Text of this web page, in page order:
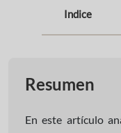
Indice
Resumen
En este artículo